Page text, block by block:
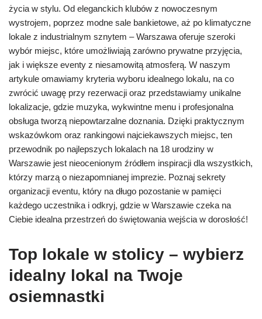
życia w stylu. Od eleganckich klubów z nowoczesnym
wystrojem, poprzez modne sale bankietowe, aż po klimatyczne
lokale z industrialnym sznytem – Warszawa oferuje szeroki
wybór miejsc, które umożliwiają zarówno prywatne przyjęcia,
jak i większe eventy z niesamowitą atmosferą. W naszym
artykule omawiamy kryteria wyboru idealnego lokalu, na co
zwrócić uwagę przy rezerwacji oraz przedstawiamy unikalne
lokalizacje, gdzie muzyka, wykwintne menu i profesjonalna
obsługa tworzą niepowtarzalne doznania. Dzięki praktycznym
wskazówkom oraz rankingowi najciekawszych miejsc, ten
przewodnik po najlepszych lokalach na 18 urodziny w
Warszawie jest nieocenionym źródłem inspiracji dla wszystkich,
którzy marzą o niezapomnianej imprezie. Poznaj sekrety
organizacji eventu, który na długo pozostanie w pamięci
każdego uczestnika i odkryj, gdzie w Warszawie czeka na
Ciebie idealna przestrzeń do świętowania wejścia w dorosłość!
Top lokale w stolicy – wybierz
idealny lokal na Twoje
osiemnastki